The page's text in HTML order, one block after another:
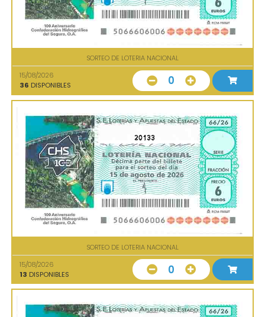
SORTEO DE LOTERIA NACIONAL
15/08/2026
36 DISPONIBLES 0
20133
SORTEO DE LOTERIA NACIONAL
15/08/2026
13 DISPONIBLES 0